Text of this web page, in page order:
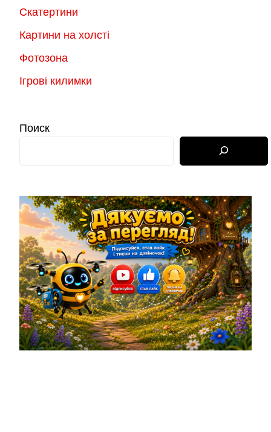
Скатертини
Картини на холсті
Фотозона
Ігрові килимки
Поиск